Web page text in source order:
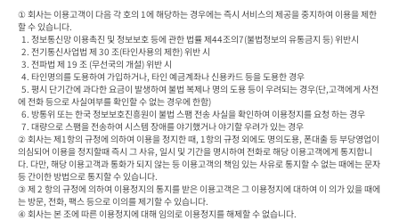
① 회사는 이용고객이 다음 각 호의 1에 해당하는 경우에는 즉시 서비스의 제공을 중지하여 이용을 제한
할 수 있습니다.
에 전화 등으로 사실여부를 확인할 수 없는 경우에 한함)
② 회사는 제1항의 규정에 의하여 이용을 정지한 때, 1항의 규정 외에도 명의도용, 폰대출 등 부당영업이
의심되어 이용을 정지할때 즉시 그 사유, 일시 및 기간을 명시하여 전화로 해당 이용고객에게 통지합니
다. 다만, 해당 이용고객과 통화가 되지 않는 등 이용고객의 책임 있는 사유로 통지할 수 없는 때에는 문자
등 간이한 방법으로 통지할 수 있습니다.
③ 제 2 항의 규정에 의하여 이용정지의 통지를 받은 이용고객은 그 이용정지에 대하여 이 의가 있을 때에
는 방문, 전화, 팩스 등으로 이의를 제기할 수 있습니다.
④ 회사는 본 조에 따른 이용정지에 대해 임의로 이용정지를 해제할 수 없습니다.